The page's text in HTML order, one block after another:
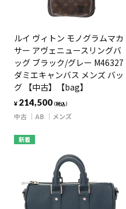
ルイ ヴィトン モノグラムマカ
サー アヴェニュースリングバ
ッグ ブラック/グレー M46327
ダミエキャンバス メンズ バッ
グ 【中古】【bag】
¥ 214,500（税込）
中古 AB メンズ
新着